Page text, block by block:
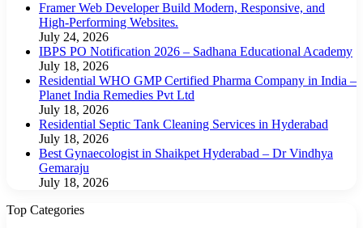
Framer Web Developer Build Modern, Responsive, and
High-Performing Websites.
July 24, 2026
IBPS PO Notification 2026 – Sadhana Educational Academy
July 18, 2026
Residential WHO GMP Certified Pharma Company in India –
Planet India Remedies Pvt Ltd
July 18, 2026
Residential Septic Tank Cleaning Services in Hyderabad
July 18, 2026
Best Gynaecologist in Shaikpet Hyderabad – Dr Vindhya
Gemaraju
July 18, 2026
Top Categories